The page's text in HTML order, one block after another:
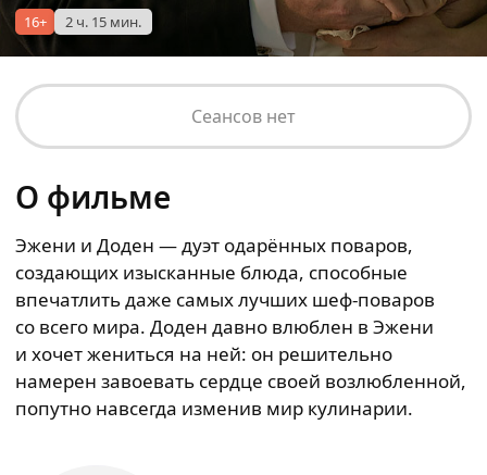
16+ 2 ч. 15 мин.
Сеансов нет
О фильме
Эжени и Доден — дуэт одарённых поваров,
создающих изысканные блюда, способные
впечатлить даже самых лучших шеф-поваров
со всего мира. Доден давно влюблен в Эжени
и хочет жениться на ней: он решительно
намерен завоевать сердце своей возлюбленной,
попутно навсегда изменив мир кулинарии.